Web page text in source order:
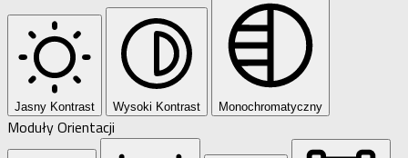
Jasny Kontrast Wysoki Kontrast Monochromatyczny
Moduły Orientacji